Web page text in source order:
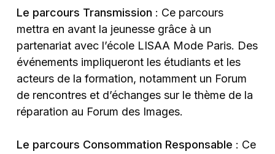
Le parcours Transmission : Ce parcours
mettra en avant la jeunesse grâce à un
partenariat avec l’école LISAA Mode Paris. Des
événements impliqueront les étudiants et les
acteurs de la formation, notamment un Forum
de rencontres et d’échanges sur le thème de la
réparation au Forum des Images.
Le parcours Consommation Responsable : Ce